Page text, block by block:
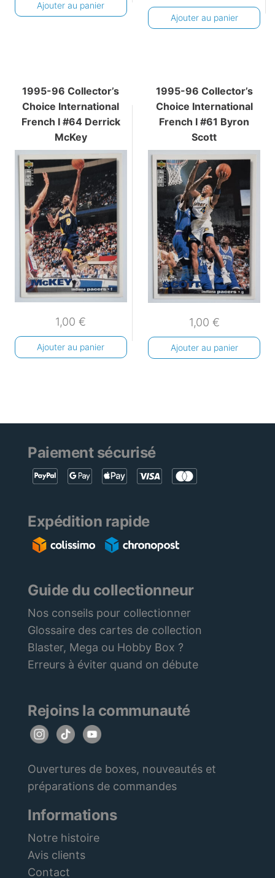
Ajouter au panier
Ajouter au panier
1995-96 Collector’s
Choice International
French I #64 Derrick
McKey
1,00€
Ajouter au panier
1995-96 Collector’s
Choice International
French I #61 Byron
Scott
1,00 €
Ajouter au panier
Paiement sécurisé
Expédition rapide
Guide du collectionneur
Nos conseils pour collectionner
Glossaire des cartes de collection
Blaster, Mega ou Hobby Box ?
Erreurs à éviter quand on débute
Rejoins la communauté
Ouvertures de boxes, nouveautés et
préparations de commandes
Informations
Notre histoire
Avis clients
Contact